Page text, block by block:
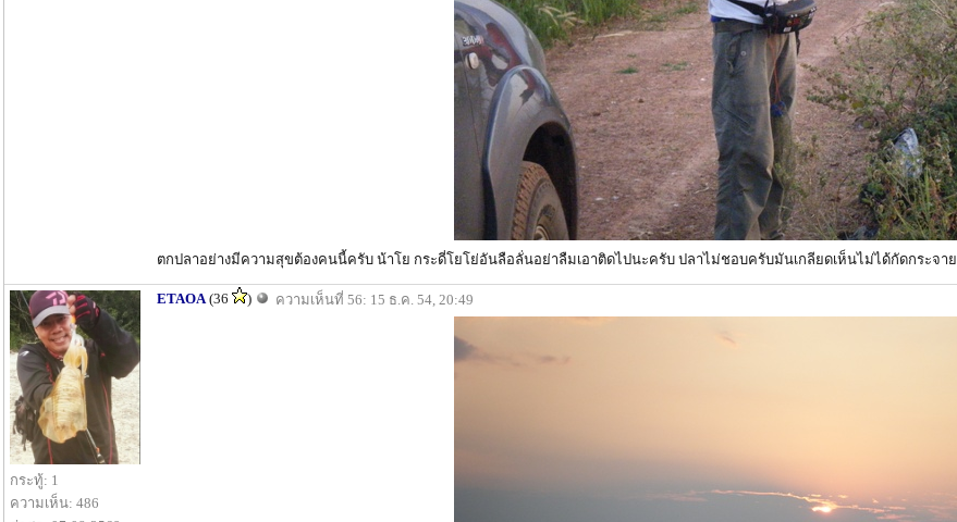
ตกปลาอย่างมีความสุขต้องคนนี้ครับ น้าโย กระดี่โยโย่อันลือลั่นอย่าลืมเอาติดไปนะครับ ปลาไม่ชอบครับมันเกลียดเห็นไม่ได้กัดกระจาย
กระทู้: 1
ความเห็น: 486
ETAOA (36 ) ความเห็นที่ 56: 15 ธ.ค. 54, 20:49